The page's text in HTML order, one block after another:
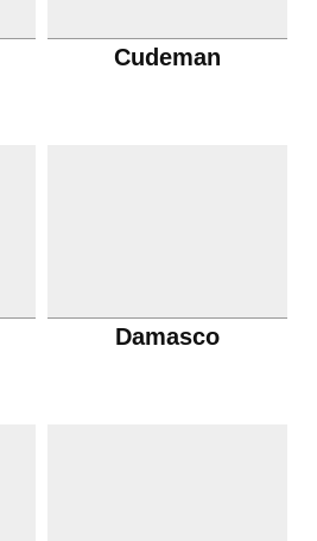
Cudeman
Damasco